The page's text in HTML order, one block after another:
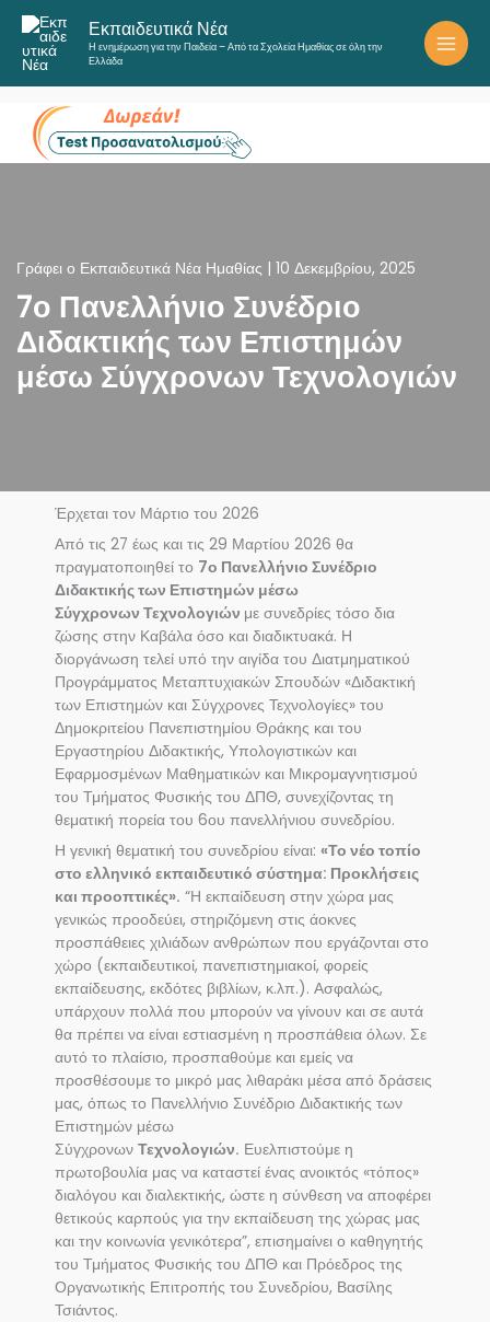
Μετάβαση
στο
περιεχόμενο
Εκπαιδευτικά Νέα
Η ενημέρωση για την Παιδεία – Από τα Σχολεία Ημαθίας σε όλη την
Ελλάδα
Γράφει ο Εκπαιδευτικά Νέα Ημαθίας 10 Δεκεμβρίου, 2025
7ο Πανελλήνιο Συνέδριο
Διδακτικής των Επιστημών
μέσω Σύγχρονων Τεχνολογιών
Έρχεται τον Μάρτιο του 2026
Από τις 27 έως και τις 29 Μαρτίου 2026 θα
πραγματοποιηθεί το 7ο Πανελλήνιο Συνέδριο
Διδακτικής των Επιστημών μέσω
Σύγχρονων Τεχνολογιών με συνεδρίες τόσο δια
ζώσης στην Καβάλα όσο και διαδικτυακά. Η
διοργάνωση τελεί υπό την αιγίδα του Διατμηματικού
Προγράμματος Μεταπτυχιακών Σπουδών «Διδακτική
των Επιστημών και Σύγχρονες Τεχνολογίες» του
Δημοκριτείου Πανεπιστημίου Θράκης και του
Εργαστηρίου Διδακτικής, Υπολογιστικών και
Εφαρμοσμένων Μαθηματικών και Μικρομαγνητισμού
του Τμήματος Φυσικής του ΔΠΘ, συνεχίζοντας τη
θεματική πορεία του 6ου πανελλήνιου συνεδρίου.
Η γενική θεματική του συνεδρίου είναι: «Το νέο τοπίο
στο ελληνικό εκπαιδευτικό σύστημα: Προκλήσεις
και προοπτικές». “Η εκπαίδευση στην χώρα μας
γενικώς προοδεύει, στηριζόμενη στις άοκνες
προσπάθειες χιλιάδων ανθρώπων που εργάζονται στο
χώρο (εκπαιδευτικοί, πανεπιστημιακοί, φορείς
εκπαίδευσης, εκδότες βιβλίων, κ.λπ.). Ασφαλώς,
υπάρχουν πολλά που μπορούν να γίνουν και σε αυτά
θα πρέπει να είναι εστιασμένη η προσπάθεια όλων. Σε
αυτό το πλαίσιο, προσπαθούμε και εμείς να
προσθέσουμε το μικρό μας λιθαράκι μέσα από δράσεις
μας, όπως το Πανελλήνιο Συνέδριο Διδακτικής των
Επιστημών μέσω
Σύγχρονων Τεχνολογιών. Ευελπιστούμε η
πρωτοβουλία μας να καταστεί ένας ανοικτός «τόπος»
διαλόγου και διαλεκτικής, ώστε η σύνθεση να αποφέρει
θετικούς καρπούς για την εκπαίδευση της χώρας μας
και την κοινωνία γενικότερα”, επισημαίνει ο καθηγητής
του Τμήματος Φυσικής του ΔΠΘ και Πρόεδρος της
Οργανωτικής Επιτροπής του Συνεδρίου, Βασίλης
Τσιάντος.